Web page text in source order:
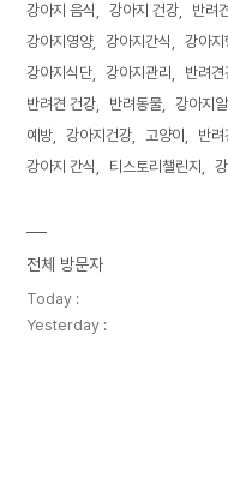
강아지 음식
강아지 건강
반려
강아지영양
강아지간식
강아지
강아지식단
강아지관리
반려견
반려견 건강
반려동물
강아지
예방
강아지건강 고양이
반려
강아지 간식
티스토리챌린지
전체 방문자
Today :
Yesterday :